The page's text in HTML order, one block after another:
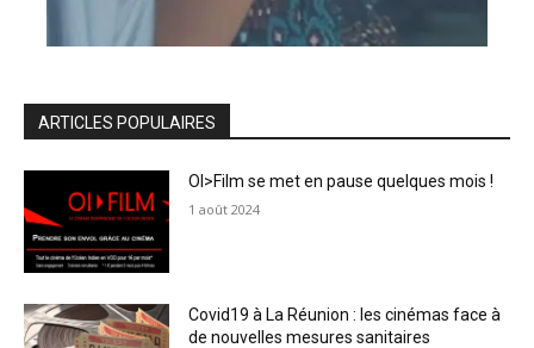
ARTICLES POPULAIRES
OI>Film se met en pause quelques mois !
1 août 2024
Covid19 à La Réunion : les cinémas face à
de nouvelles mesures sanitaires